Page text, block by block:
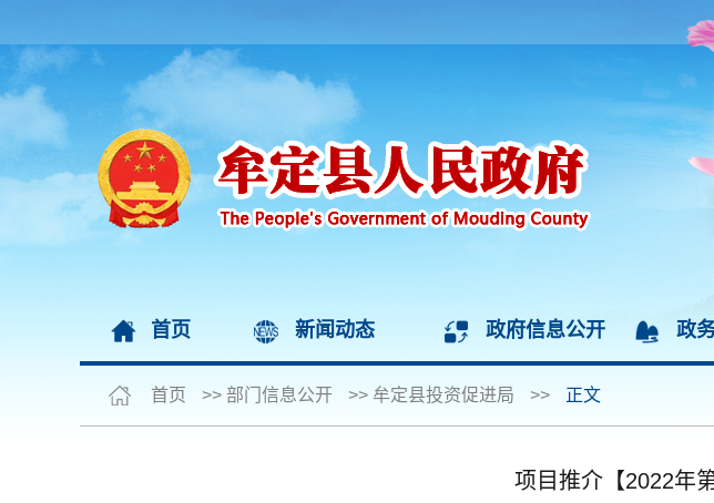
首页 新闻动态 政府信息公开 政
首页 >> 部门信息公开 >> 牟定县投资促进局 >> 正文
项目推介【2022年